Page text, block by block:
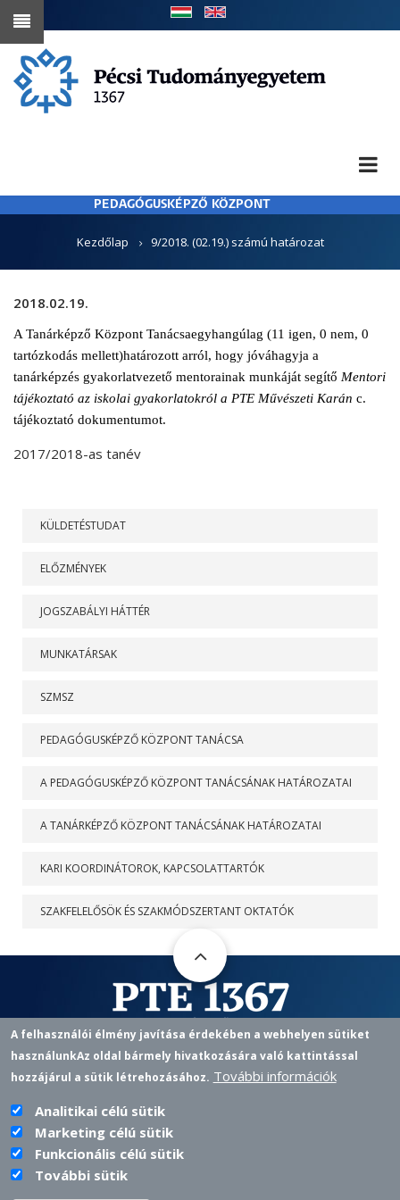
Ugrás
tartalomra
PEDAGÓGUSKÉPZŐ KÖZPONT
Kezdőlap 9/2018. (02.19.) számú határozat
2018.02.19.
A Tanárképző Központ Tanácsaegyhangúlag (11 igen, 0 nem, 0
tartózkodás mellett)határozott arról, hogy jóváhagyja a
tanárképzés gyakorlatvezető mentorainak munkáját segítő Mentori
tájékoztató az iskolai gyakorlatokról a PTE Művészeti Karán c.
tájékoztató dokumentumot.
2017/2018-as tanév
KÜLDETÉSTUDAT
ELŐZMÉNYEK
JOGSZABÁLYI HÁTTÉR
MUNKATÁRSAK
SZMSZ
PEDAGÓGUSKÉPZŐ KÖZPONT TANÁCSA
A PEDAGÓGUSKÉPZŐ KÖZPONT TANÁCSÁNAK HATÁROZATAI
A TANÁRKÉPZŐ KÖZPONT TANÁCSÁNAK HATÁROZATAI
KARI KOORDINÁTOROK, KAPCSOLATTARTÓK
SZAKFELELŐSÖK ÉS SZAKMÓDSZERTANT OKTATÓK
Pedagógusképző Központ
7622 PÉCS, VASVÁRI P. U. 4.
A felhasználói élmény javítása érdekében a webhelyen sütiket
használunkAz oldal bármely hivatkozására való kattintással
hozzájárul a sütik létrehozásához. További információk
Analitikai célú sütik
Marketing célú sütik
Funkcionális célú sütik
További sütik